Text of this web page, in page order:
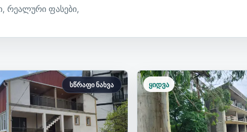
რეალური ფასები,
ობიექტები
სწრაფი ნახვა ყიდვა